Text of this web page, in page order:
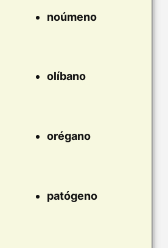
noúmeno
olíbano
orégano
patógeno